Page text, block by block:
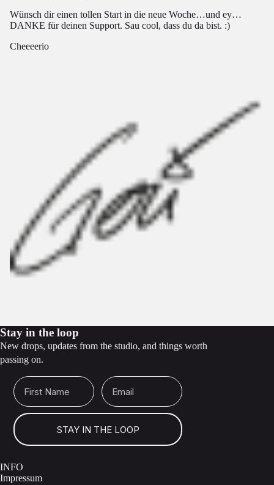
Wünsch dir einen tollen Start in die neue Woche…und ey…
DANKE für deinen Support. Sau cool, dass du da bist. :)
Cheeeerio
Stay in the loop
New drops, updates from the studio, and things worth
passing on.
First Name Email
STAY IN THE LOOP
INFO
Impressum